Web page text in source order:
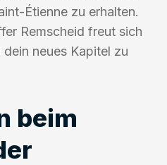
Étienne zu erhalten.
Remscheid freut sich
neues Kapitel zu
beim